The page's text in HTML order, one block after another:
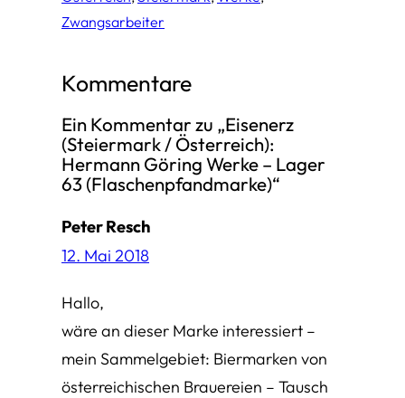
Zwangsarbeiter
Kommentare
Ein Kommentar zu „Eisenerz
(Steiermark / Österreich):
Hermann Göring Werke – Lager
63 (Flaschenpfandmarke)“
Peter Resch
12. Mai 2018
Hallo,
wäre an dieser Marke interessiert –
mein Sammelgebiet: Biermarken von
österreichischen Brauereien – Tausch